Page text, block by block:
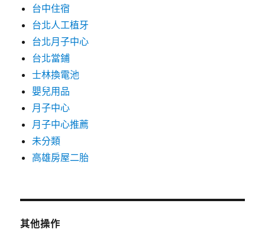
台中住宿
台北人工植牙
台北月子中心
台北當鋪
士林換電池
嬰兒用品
月子中心
月子中心推薦
未分類
高雄房屋二胎
其他操作